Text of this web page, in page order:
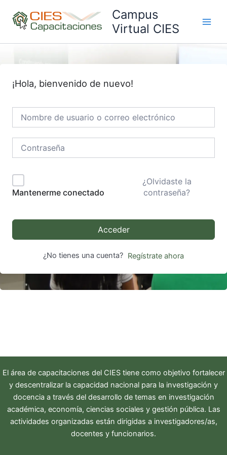
contenido
Campus
Virtual CIES
¡Hola, bienvenido de nuevo!
Mantenerme conectado
¿Olvidaste la
contraseña?
Acceder
¿No tienes una cuenta? Regístrate ahora
El área de capacitaciones del CIEStiene como objetivo fortalecer
y descentralizar la capacidad nacional para la investigación y
docencia a través del desarrollo de temas en investigación
académica, economía, ciencias sociales y gestión pública. Las
actividades organizadas están dirigidas a investigadores/as,
docentes y funcionarios.